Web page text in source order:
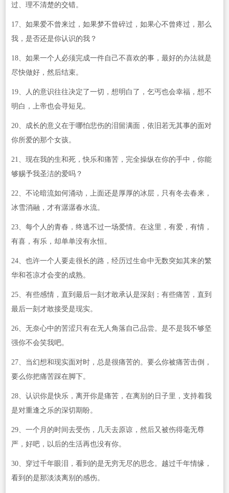
过、理不清楚的交错。
17、如果爱不曾来过，如果梦不曾碎过，如果心不曾疼过，那么
我，是否还是你认识的我？
18、如果一个人必须完成一件自己不喜欢的事，最好的办法就是
尽快做好，然后结束。
19、人的意识往往决定了一切，想明白了，乞丐也会幸福，想不
明白，上帝也会寻短见。
20、成长的意义在于哪怕悲伤的泪留满面，依旧若无其事的面对
你所爱的那个女孩。
21、现在我的生和死，快乐和痛苦，完全操纵在你的手中，你能
够赐予我圣洁的爱吗？
22、不论暗流如何涌动，上面还是厚厚的冰层，只有冬去春来，
冰雪消融，才有潺潺春水流。
23、每个人的青春，终逃不过一场爱情。在这里，有爱，有情，
有喜，有乐，却单单没有永恒。
24、也许一个人要走很长的路，经历过生命中无数突如其来的繁
华和苍凉才会变的成熟。
25、有些感情，直到最后一刻才敢承认是深刻；有些痛苦，直到
最后一刻才敢接受是现实。
26、无奈心中的苦涩只有在无人角落自己品尝。是不是我不够坚
强你不会笑我吧。
27、当幻想和现实面对时，总是很痛苦的。要么你被痛苦击倒，
要么你把痛苦踩在脚下。
28、认识你是快乐，离开你是痛苦，在离别的日子里，支持着我
是对重逢之乐的深切期盼。
29、一个月的时间去受伤，几天去原谅，然后又被伤得毫无尊
严，好吧，以后的生活再也没有你。
30、穿过千年眼泪，看到的是无穷无尽的思念。越过千年情缘，
看到的是那淡淡离别的感伤。